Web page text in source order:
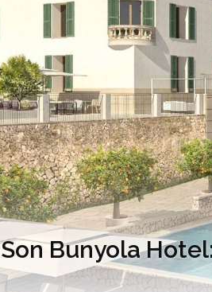
Son Bunyola